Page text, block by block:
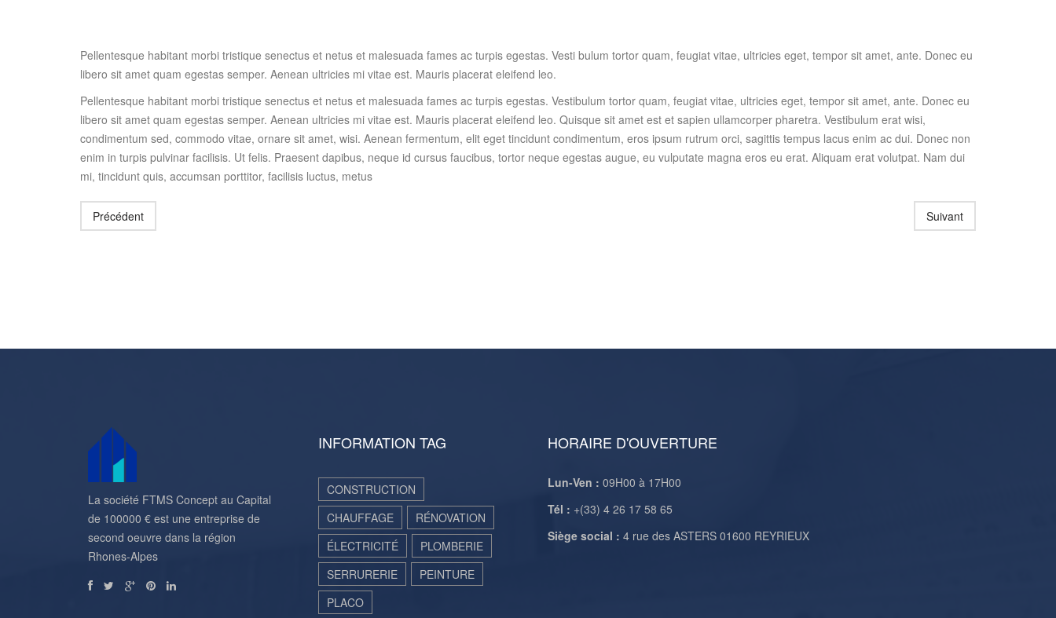
Pellentesque habitant morbi tristique senectus et netus et malesuada fames ac turpis egestas. Vesti bulum tortor quam, feugiat vitae, ultricies eget, tempor sit amet, ante. Donec eu
libero sit amet quam egestas semper. Aenean ultricies mi vitae est. Mauris placerat eleifend leo.
Pellentesque habitant morbi tristique senectus et netus et malesuada fames ac turpis egestas. Vestibulum tortor quam, feugiat vitae, ultricies eget, tempor sit amet, ante. Donec eu
libero sit amet quam egestas semper. Aenean ultricies mi vitae est. Mauris placerat eleifend leo. Quisque sit amet est et sapien ullamcorper pharetra. Vestibulum erat wisi,
condimentum sed, commodo vitae, ornare sit amet, wisi. Aenean fermentum, elit eget tincidunt condimentum, eros ipsum rutrum orci, sagittis tempus lacus enim ac dui. Donec non
enim in turpis pulvinar facilisis. Ut felis. Praesent dapibus, neque id cursus faucibus, tortor neque egestas augue, eu vulputate magna eros eu erat. Aliquam erat volutpat. Nam dui
mi, tincidunt quis, accumsan porttitor, facilisis luctus, metus
Précédent Suivant
La société FTMS Concept au Capital
de 100000 € est une entreprise de
second oeuvre dans la région
Rhones-Alpes
INFORMATION TAG
CONSTRUCTION
CHAUFFAGE
RÉNOVATION
ÉLECTRICITÉ
PLOMBERIE
SERRURERIE
PEINTURE
PLACO
HORAIRE D'OUVERTURE
Lun-Ven : 09H00 à 17H00
Tél : +(33) 4 26 17 58 65
Siège social : 4 rue des ASTERS 01600 REYRIEUX